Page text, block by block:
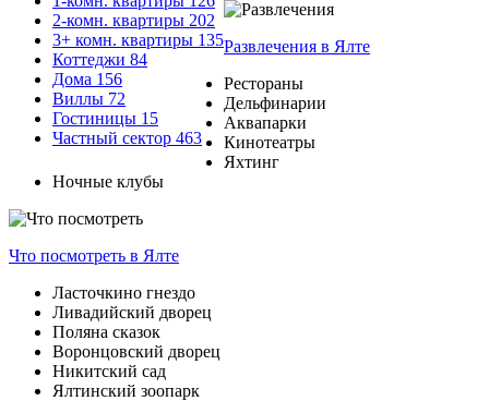
2-комн. квартиры 202
3+ комн. квартиры 135
Коттеджи 84
Дома 156
Виллы 72
Гостиницы 15
Частный сектор 463
Развлечения в Ялте
Рестораны
Дельфинарии
Аквапарки
Кинотеатры
Яхтинг
Ночные клубы
Что посмотреть в Ялте
Ласточкино гнездо
Ливадийский дворец
Поляна сказок
Воронцовский дворец
Никитский сад
Ялтинский зоопарк